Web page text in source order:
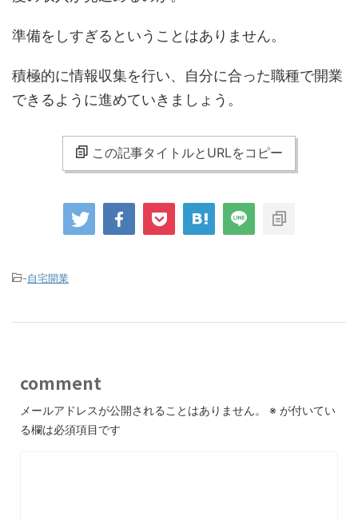
準備をしすぎるということはありません。
積極的に情報収集を行い、自分に合った職種で開業
できるように進めていきましょう。
この記事タイトルとURLをコピー
-自宅開業
comment
メールアドレスが公開されることはありません。 ※ が付いてい
る欄は必須項目です